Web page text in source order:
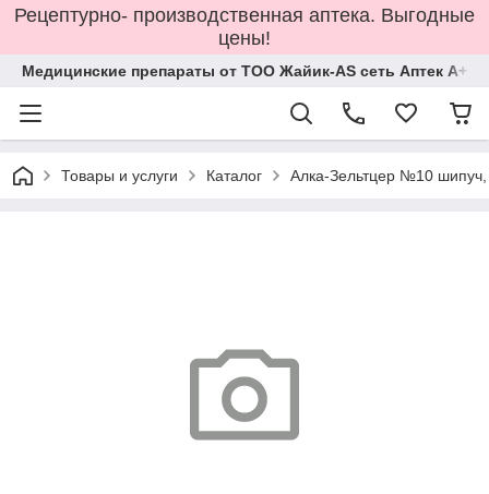
Рецептурно- производственная аптека. Выгодные
цены!
Медицинские препараты от ТОО Жайик-AS сеть Аптек А+
Товары и услуги Каталог Алка-Зельтцер №10 шипуч,